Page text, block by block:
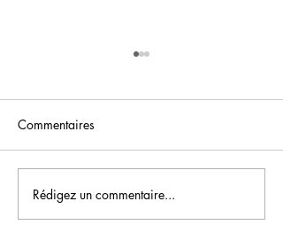
FCN Saint-Valentin
Commentaires
Rédigez un commentaire...